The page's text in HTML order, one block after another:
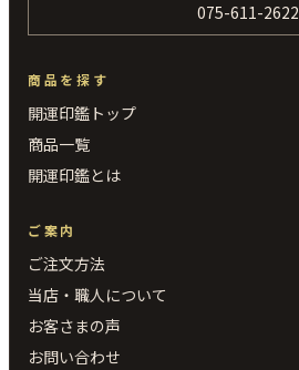
075-611-2622
商品を探す
開運印鑑トップ
商品一覧
開運印鑑とは
ご案内
ご注文方法
当店・職人について
お客さまの声
お問い合わせ